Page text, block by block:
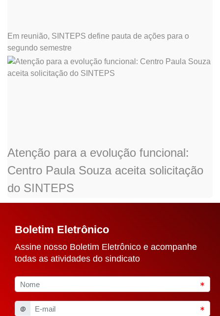
Em reunião, SINTEPS define pauta de ações para o
segundo semestre
Atenção para a evolução funcional:
Centro Paula Souza aceita solicitação
do SINTEPS
Boletim Eletrônico
Assine nosso Boletim Eletrônico e acompanhe
todas as atividades do sindicato